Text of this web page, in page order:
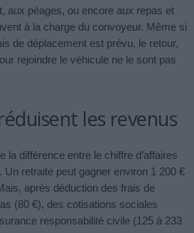
aux péages, ou encore aux repas et
à la charge du convoyeur. Même si
de déplacement est prévu, le retour,
rejoindre le véhicule ne le sont pas
les revenus
la différence entre le chiffre d’affaires
Un retraité peut gagner environ 1 200 €
après déduction des frais de
(80 €), des cotisations sociales
responsabilité civile (125 à 233